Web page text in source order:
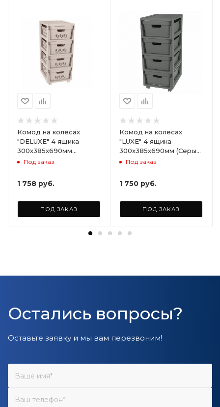
Комод на колесах
"DELUXE" 4 ящика
300х385х690мм
(Светло-бежевый)
Под заказ
1 758 руб.
ПОД ЗАКАЗ
Комод на колесах
"LUXE" 4 ящика
300х385х690мм (Серый)
ARD258086
Под заказ
1 750 руб.
ПОД ЗАКАЗ
Остались вопросы?
Оставьте заявку и мы вам перезвоним!